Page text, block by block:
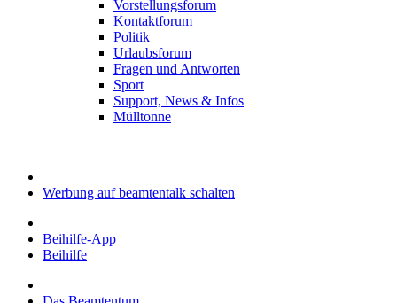
Vorstellungsforum
Kontaktforum
Politik
Urlaubsforum
Fragen und Antworten
Sport
Support, News & Infos
Mülltonne
Werbung auf beamtentalk schalten
Beihilfe-App
Beihilfe